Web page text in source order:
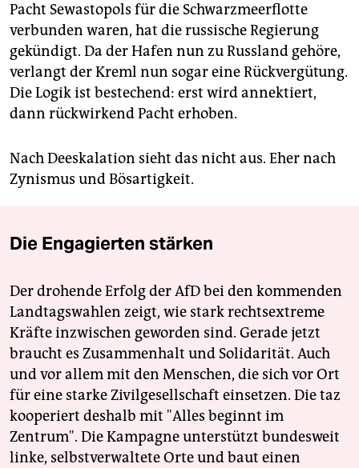
Pacht Sewastopols für die Schwarzmeerflotte
verbunden waren, hat die russische Regierung
gekündigt. Da der Hafen nun zu Russland gehöre,
verlangt der Kreml nun sogar eine Rückvergütung.
Die Logik ist bestechend: erst wird annektiert,
dann rückwirkend Pacht erhoben.
Nach Deeskalation sieht das nicht aus. Eher nach
Zynismus und Bösartigkeit.
Die Engagierten stärken
Der drohende Erfolg der AfD bei den kommenden
Landtagswahlen zeigt, wie stark rechtsextreme
Kräfte inzwischen geworden sind. Gerade jetzt
braucht es Zusammenhalt und Solidarität. Auch
und vor allem mit den Menschen, die sich vor Ort
für eine starke Zivilgesellschaft einsetzen. Die taz
kooperiert deshalb mit "Alles beginnt im
Zentrum". Die Kampagne unterstützt bundesweit
linke, selbstverwaltete Orte und baut einen